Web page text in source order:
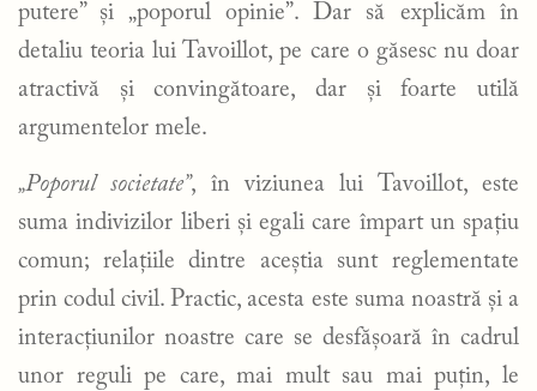
putere” și „poporul opinie”. Dar să explicăm în
detaliu teoria lui Tavoillot, pe care o găsesc nu doar
atractivă și convingătoare, dar și foarte utilă
argumentelor mele.
„Poporul societate”, în viziunea lui Tavoillot, este
suma indivizilor liberi și egali care împart un spațiu
comun; relațiile dintre aceștia sunt reglementate
prin codul civil. Practic, acesta este suma noastră și a
interacțiunilor noastre care se desfășoară în cadrul
unor reguli pe care, mai mult sau mai puțin, le